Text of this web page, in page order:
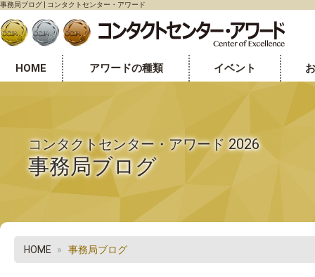
事務局ブログ | コンタクトセンター・アワード
HOME アワードの種類 イベント
コンタクトセンター・アワード 2026
事務局ブログ
HOME 事務局ブログ